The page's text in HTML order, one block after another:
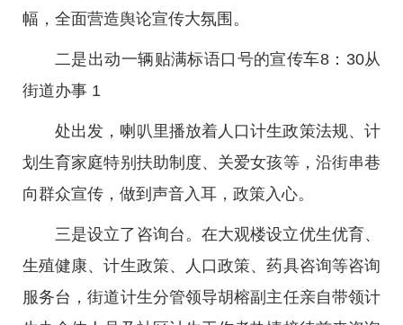
幅，全面营造舆论宣传大氛围。
二是出动一辆贴满标语口号的宣传车8：30从
街道办事 1
处出发，喇叭里播放着人口计生政策法规、计
划生育家庭特别扶助制度、关爱女孩等，沿街串巷
向群众宣传，做到声音入耳，政策入心。
三是设立了咨询台。在大观楼设立优生优育、
生殖健康、计生政策、人口政策、药具咨询等咨询
服务台，街道计生分管领导胡榕副主任亲自带领计